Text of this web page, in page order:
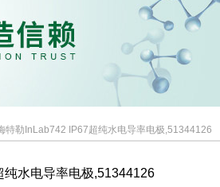
特勒InLab742 IP67超纯水电导率电极,51344126
水电导率电极,51344126